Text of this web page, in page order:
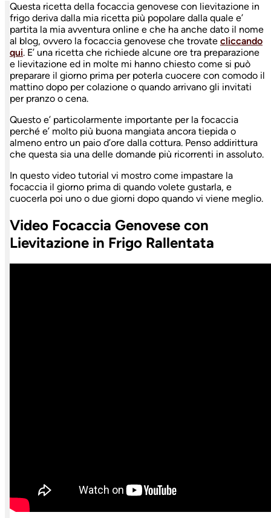
Questa ricetta della focaccia genovese con lievitazione in
frigo deriva dalla mia ricetta più popolare dalla quale e’
partita la mia avventura online e che ha anche dato il nome
al blog, ovvero la focaccia genovese che trovate cliccando
qui. E’ una ricetta che richiede alcune ore tra preparazione
e lievitazione ed in molte mi hanno chiesto come si può
preparare il giorno prima per poterla cuocere con comodo il
mattino dopo per colazione o quando arrivano gli invitati
per pranzo o cena.
Questo e’ particolarmente importante per la focaccia
perché e’ molto più buona mangiata ancora tiepida o
almeno entro un paio d’ore dalla cottura. Penso addirittura
che questa sia una delle domande più ricorrenti in assoluto.
In questo video tutorial vi mostro come impastare la
focaccia il giorno prima di quando volete gustarla, e
cuocerla poi uno o due giorni dopo quando vi viene meglio.
Video Focaccia Genovese con
Lievitazione in Frigo Rallentata